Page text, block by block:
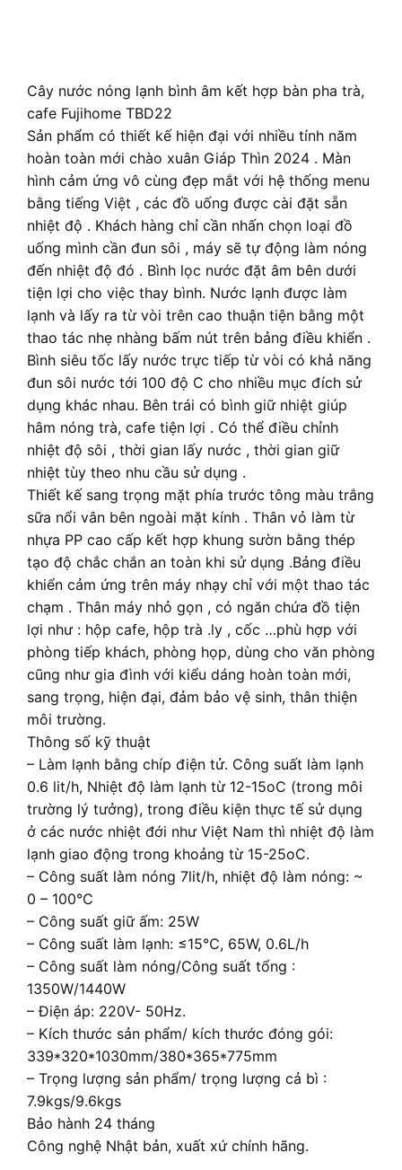
Cây nước nóng lạnh bình âm kết hợp bàn pha trà,
cafe Fujihome TBD22
Sản phẩm có thiết kế hiện đại với nhiều tính năm
hoàn toàn mới chào xuân Giáp Thìn 2024 . Màn
hình cảm ứng vô cùng đẹp mắt với hệ thống menu
bằng tiếng Việt , các đồ uống được cài đặt sẵn
nhiệt độ . Khách hàng chỉ cần nhấn chọn loại đồ
uống mình cần đun sôi , máy sẽ tự động làm nóng
đến nhiệt độ đó . Bình lọc nước đặt âm bên dưới
tiện lợi cho việc thay bình. Nước lạnh được làm
lạnh và lấy ra từ vòi trên cao thuận tiện bằng một
thao tác nhẹ nhàng bấm nút trên bảng điều khiển .
Bình siêu tốc lấy nước trực tiếp từ vòi có khả năng
đun sôi nước tới 100 độ C cho nhiều mục đích sử
dụng khác nhau. Bên trái có bình giữ nhiệt giúp
hâm nóng trà, cafe tiện lợi . Có thể điều chỉnh
nhiệt độ sôi , thời gian lấy nước , thời gian giữ
nhiệt tùy theo nhu cầu sử dụng .
Thiết kế sang trọng mặt phía trước tông màu trắng
sữa nổi vân bên ngoài mặt kính . Thân vỏ làm từ
nhựa PP cao cấp kết hợp khung sườn bằng thép
tạo độ chắc chắn an toàn khi sử dụng .Bảng điều
khiển cảm ứng trên máy nhạy chỉ với một thao tác
chạm . Thân máy nhỏ gọn , có ngăn chứa đồ tiện
lợi như : hộp cafe, hộp trà .ly , cốc …phù hợp với
phòng tiếp khách, phòng họp, dùng cho văn phòng
cũng như gia đình với kiểu dáng hoàn toàn mới,
sang trọng, hiện đại, đảm bảo vệ sinh, thân thiện
môi trường.
Thông số kỹ thuật
– Làm lạnh bằng chíp điện tử. Công suất làm lạnh
0.6 lit/h, Nhiệt độ làm lạnh từ 12-15oC (trong môi
trường lý tưởng), trong điều kiện thực tế sử dụng
ở các nước nhiệt đới như Việt Nam thì nhiệt độ làm
lạnh giao động trong khoảng từ 15-25oC.
– Công suất làm nóng 7lit/h, nhiệt độ làm nóng: ~
0 – 100℃
– Công suất giữ ấm: 25W
– Công suất làm lạnh: ≤15℃, 65W, 0.6L/h
– Công suất làm nóng/Công suất tổng :
1350W/1440W
– Điện áp: 220V- 50Hz.
– Kích thước sản phẩm/ kích thước đóng gói:
339*320*1030mm/380*365*775mm
– Trọng lượng sản phẩm/ trọng lượng cả bì :
7.9kgs/9.6kgs
Bảo hành 24 tháng
Công nghệ Nhật bản, xuất xứ chính hãng.